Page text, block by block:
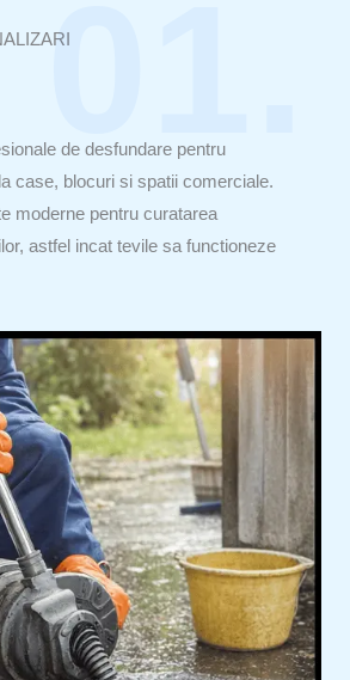
01.
de desfundare pentru
case, blocuri si spatii comerciale.
moderne pentru curatarea
astfel incat tevile sa functioneze